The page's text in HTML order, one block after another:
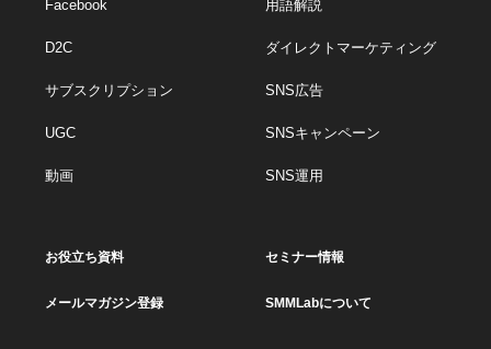
Facebook
D2C
サブスクリプション
UGC
動画
用語解説
ダイレクトマーケティング
SNS広告
SNSキャンペーン
SNS運用
お役立ち資料 セミナー情報
メールマガジン登録 SMMLabについて